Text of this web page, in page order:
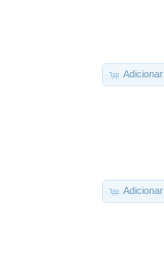
Adicionar
Adicionar